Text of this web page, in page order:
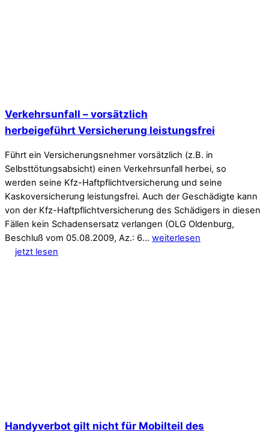
Verkehrsunfall – vorsätzlich
herbeigeführt Versicherung leistungsfrei
Führt ein Versicherungsnehmer vorsätzlich (z.B. in
Selbsttötungsabsicht) einen Verkehrsunfall herbei, so
werden seine Kfz-Haftpflichtversicherung und seine
Kaskoversicherung leistungsfrei. Auch der Geschädigte kann
von der Kfz-Haftpflichtversicherung des Schädigers in diesen
Fällen kein Schadensersatz verlangen (OLG Oldenburg,
Beschluß vom 05.08.2009, Az.: 6… weiterlesen
jetzt lesen
Handyverbot gilt nicht für Mobilteil des